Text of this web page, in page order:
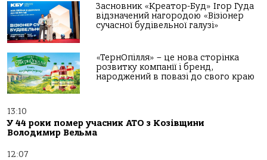
Засновник «Креатор-Буд» Ігор Гуда
відзначений нагородою «Візіонер
сучасної будівельної галузі»
«ТернОпілля» – це нова сторінка
розвитку компанії і бренд,
народжений в повазі до свого краю
13:10
У 44 роки помер учасник АТО з Козівщини
Володимир Вельма
12:07